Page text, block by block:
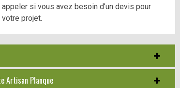
appeler si vous avez besoin d’un devis pour
votre projet.
Artisan Planque